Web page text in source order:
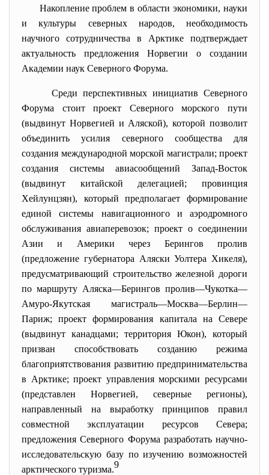
Накопление проблем в области экономики, науки
и культуры северных народов, необходимость
научного сотрудничества в Арктике подтверждает
актуальность предложения Норвегии о создании
Академии наук Северного Форума.
Среди перспективных инициатив Северного
Форума стоит проект Северного морского пути
(выдвинут Норвегией и Аляской), которой позволит
объединить усилия северного сообщества для
создания международной морской магистрали; проект
создания системы авиасообщений Запад-Восток
(выдвинут китайской делегацией; провинция
Хейлунцзян), который предполагает формирование
единой системы навигационного и аэродромного
обслуживания авиаперевозок; проект о соединении
Азии и Америки через Берингов пролив
(предложение губернатора Аляски Уолтера Хикеля),
предусматривающий строительство железной дороги
по маршруту Аляска—Берингов пролив—Чукотка—
Амуро-Якутская магистраль—Москва—Берлин—
Париж; проект формирования капитала на Севере
(выдвинут канадцами; территория Юкон), который
призван способствовать созданию режима
благоприятствования развитию предпринимательства
в Арктике; проект управления морскими ресурсами
(представлен Норвегией, северные регионы),
направленный на выработку принципов правил
совместной эксплуатации ресурсов Севера;
предложения Северного Форума разработать научно-
исследовательскую базу по изучению возможностей
арктического туризма.9